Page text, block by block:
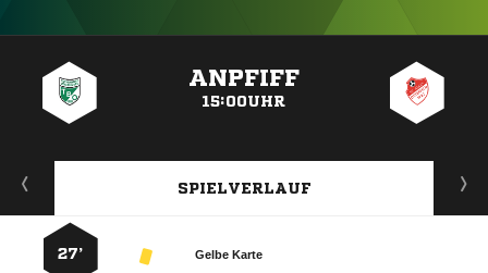
ANPFIFF
15:00UHR
SPIELVERLAUF
Gelbe Karte
27’